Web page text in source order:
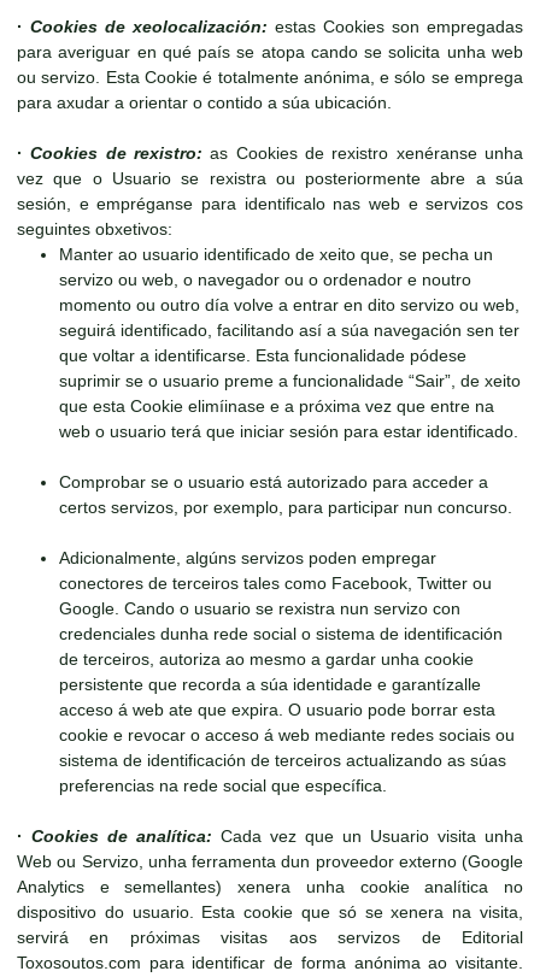
· Cookies de xeolocalización: estas Cookies son empregadas
para averiguar en qué país se atopa cando se solicita unha web
ou servizo. Esta Cookie é totalmente anónima, e sólo se emprega
para axudar a orientar o contido a súa ubicación.
·Cookies de rexistro: as Cookies de rexistro xenéranse unha
vez que o Usuario se rexistra ou posteriormente abre a súa
sesión, e empréganse para identificalo nas web e servizos cos
seguintes obxetivos:
Manter ao usuario identificado de xeito que, se pecha un
servizo ou web, o navegador ou o ordenador e noutro
momento ou outro día volve a entrar en dito servizo ou web,
seguirá identificado, facilitando así a súa navegación sen ter
que voltar a identificarse. Esta funcionalidade pódese
suprimir se o usuario preme a funcionalidade “Sair”, de xeito
que esta Cookie elimíinase e a próxima vez que entre na
web o usuario terá que iniciar sesión para estar identificado.
Comprobar se o usuario está autorizado para acceder a
certos servizos, por exemplo, para participar nun concurso.
Adicionalmente, algúns servizos poden empregar
conectores de terceiros tales como Facebook, Twitter ou
Google. Cando o usuario se rexistra nun servizo con
credenciales dunha rede social o sistema de identificación
de terceiros, autoriza ao mesmo a gardar unha cookie
persistente que recorda a súa identidade e garantízalle
acceso á web ate que expira. O usuario pode borrar esta
cookie e revocar o acceso á web mediante redes sociais ou
sistema de identificación de terceiros actualizando as súas
preferencias na rede social que específica.
· Cookies de analítica: Cada vez que un Usuario visita unha
Web ou Servizo, unha ferramenta dun proveedor externo (Google
Analytics e semellantes) xenera unha cookie analítica no
dispositivo do usuario. Esta cookie que só se xenera na visita,
servirá en próximas visitas aos servizos de Editorial
Toxosoutos.com para identificar de forma anónima ao visitante.